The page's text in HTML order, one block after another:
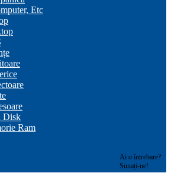
Etc
Disk
Ram
Ai o întrebare?
Sunați-ne!